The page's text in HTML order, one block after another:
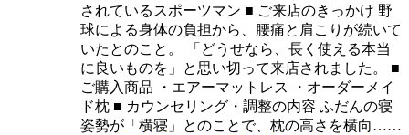
されているスポーツマン ■ ご来店のきっかけ 野
球による身体の負担から、腰痛と肩こりが続いて
いたとのこと。 「どうせなら、長く使える本当
に良いものを」と思い切って来店されました。 ■
ご購入商品 ・エアーマットレス ・オーダーメイ
ド枕 ■ カウンセリング・調整の内容 ふだんの寝
姿勢が「横寝」とのことで、枕の高さを横向……